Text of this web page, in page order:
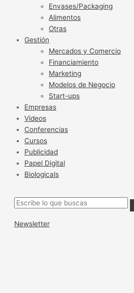
Envases/Packaging
Alimentos
Otras
Gestión
Mercados y Comercio
Financiamiento
Marketing
Modelos de Negocio
Start-ups
Empresas
Videos
Conferencias
Cursos
Publicidad
Papel Digital
Biologicals
Newsletter